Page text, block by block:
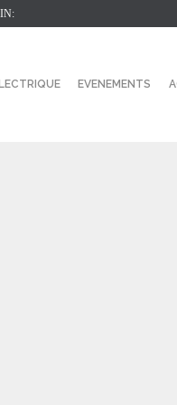
EVENEMENTS